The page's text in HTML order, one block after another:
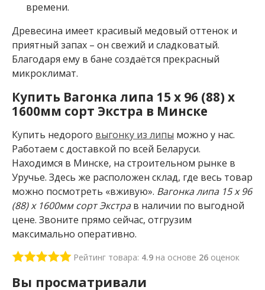
В
а
г
н
к
а
В
а
г
о
н
к
а
к
н
д
времени.
Древесина имеет красивый медовый оттенок и
приятный запах – он свежий и сладковатый.
Благодаря ему в бане создаётся прекрасный
микроклимат.
Купить Вагонка липа 15 x 96 (88) x
1600мм сорт Экстра в Минске
Купить недорого выгонку из липы можно у нас.
Работаем с доставкой по всей Беларуси.
Находимся в Минске, на строительном рынке в
Уручье. Здесь же расположен склад, где весь товар
можно посмотреть «вживую». Вагонка липа 15 x 96
(88) x 1600мм сорт Экстрав наличии по выгодной
цене. Звоните прямо сейчас, отгрузим
максимально оперативно.
Рейтинг товара: 4.9 на основе 26 оценок
Вы просматривали